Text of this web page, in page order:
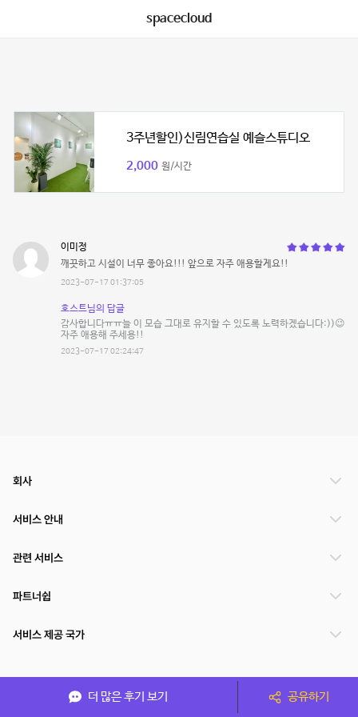
spacecloud
3주년할인)신림연습실 예슬스튜디오
2,000 원/시간
이미정
깨끗하고 시설이 너무 좋아요!!! 앞으로 자주 애용할게요!!
2023-07-17 01:37:05
호스트님의 답글
감사합니다ㅠㅠ늘 이 모습 그대로 유지할 수 있도록 노력하겠습니다:))😉
자주 애용해 주세용!!
2023-07-17 02:24:47
더 많은 후기 보기 공유하기
회사
서비스 안내
관련 서비스
파트너쉽
서비스 제공 국가
(주)NSPACE 사업자정보